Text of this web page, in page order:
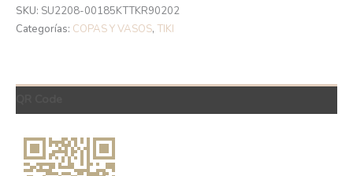
SKU: SU2208-00185KTTKR90202
Categorías: COPAS Y VASOS, TIKI